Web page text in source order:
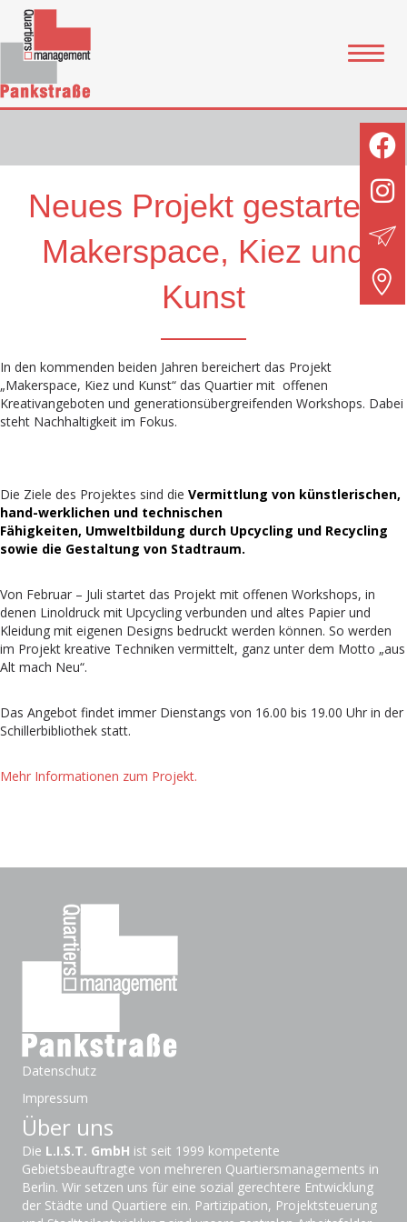
Neues Projekt gestartet:
Makerspace, Kiez und
Kunst
In den kommenden beiden Jahren bereichert das Projekt
„Makerspace, Kiez und Kunst“ das Quartier mit offenen
Kreativangeboten und generationsübergreifenden Workshops. Dabei
steht Nachhaltigkeit im Fokus.
Die Ziele des Projektes sind die Vermittlung von künstlerischen,
hand-werklichen und technischen
Fähigkeiten, Umweltbildung durch Upcycling und Recycling
sowie die Gestaltung von Stadtraum.
Von Februar – Juli startet das Projekt mit offenen Workshops, in
denen Linoldruck mit Upcycling verbunden und altes Papier und
Kleidung mit eigenen Designs bedruckt werden können. So werden
im Projekt kreative Techniken vermittelt, ganz unter dem Motto „aus
Alt mach Neu“.
Das Angebot findet immer Dienstangs von 16.00 bis 19.00 Uhr in der
Schillerbibliothek statt.
Mehr Informationen zum Projekt.
Datenschutz
Impressum
Über uns
Die L.I.S.T. GmbH ist seit 1999 kompetente
Gebietsbeauftragte von mehreren Quartiersmanagements in
Berlin. Wir setzen uns für eine sozial gerechtere Entwicklung
der Städte und Quartiere ein. Partizipation, Projektsteuerung